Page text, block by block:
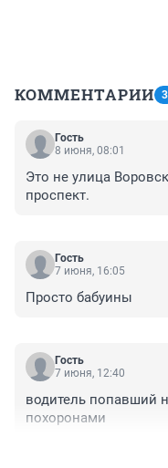
КОММЕНТАРИИ 3
Гость
8 июня, 08:01
Это не улица
проспект.
Гость
7 июня, 16:05
Просто бабуины
Гость
7 июня, 12:40
водитель попавший
похоронами